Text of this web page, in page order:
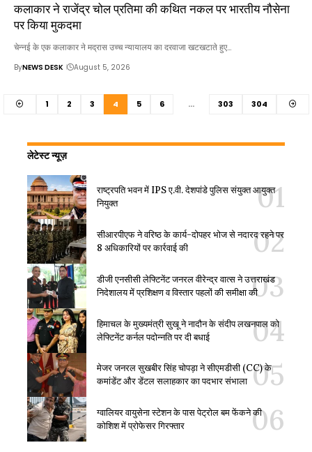
कलाकार ने राजेंद्र चोल प्रतिमा की कथित नकल पर भारतीय नौसेना
पर किया मुकदमा
चेन्नई के एक कलाकार ने मद्रास उच्च न्यायालय का दरवाजा खटखटाते हुए…
ByNEWS DESK August 5, 2026
1 2 3 4 5 6 … 303 304
लेटेस्ट न्यूज़
राष्ट्रपति भवन में IPS ए.वी. देशपांडे पुलिस संयुक्त आयुक्त
नियुक्त
सीआरपीएफ ने वरिष्ठ के कार्य-दोपहर भोज से नदारद रहने पर
8 अधिकारियों पर कार्रवाई की
डीजी एनसीसी लेफ्टिनेंट जनरल वीरेन्द्र वात्स ने उत्तराखंड
निदेशालय में प्रशिक्षण व विस्तार पहलों की समीक्षा की
हिमाचल के मुख्यमंत्री सुखू ने नादौन के संदीप लखनपाल को
लेफ्टिनेंट कर्नल पदोन्नति पर दी बधाई
मेजर जनरल सुखबीर सिंह चोपड़ा ने सीएमडीसी (CC) के
कमांडेंट और डेंटल सलाहकार का पदभार संभाला
ग्वालियर वायुसेना स्टेशन के पास पेट्रोल बम फेंकने की
कोशिश में प्रोफेसर गिरफ्तार